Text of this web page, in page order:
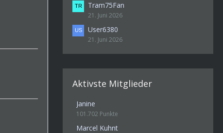
Tram75Fan
21. Juni 2026
User6380
21. Juni 2026
Aktivste Mitglieder
Janine
101.702 Punkte
Marcel Kuhnt